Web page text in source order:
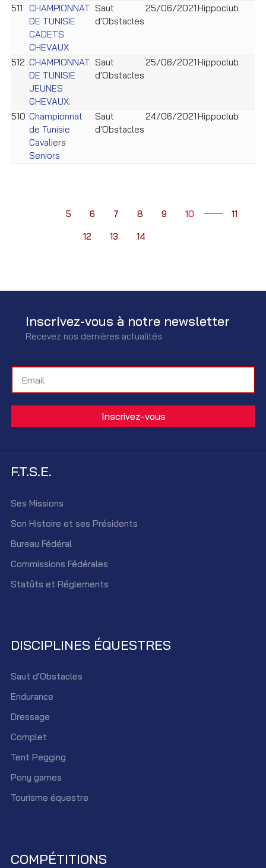
511
CHAMPIONNAT
DE TUNISIE
CADETS
CHEVAUX
Saut
d'Obstacles
25/06/2021Hippoclub
512 CHAMPIONNAT
DE TUNISIE
JEUNES
CHEVAUX.
Saut
d'Obstacles
25/06/2021Hippoclub
510 Championnat
de Tunisie
Cavaliers
Seniors
Saut
d'Obstacles
24/06/2021Hippoclub
5 6 7 8 9 10
11
12
13 14
Inscrivez-vous à notre newsletter
Recevez nos dernières actualités
F.T.S.E.
Ses Missions
Son Histoire et ses Présidents
Bureau Fédéral
Commissions Fédérales
Statûts et Réglements
DISCIPLINES ÉQUESTRES
Saut d'Obstacles
Endurance
Dressage
Complet
Tent Pegging
Pony games
Tourisme équestre
COMPÉTITIONS